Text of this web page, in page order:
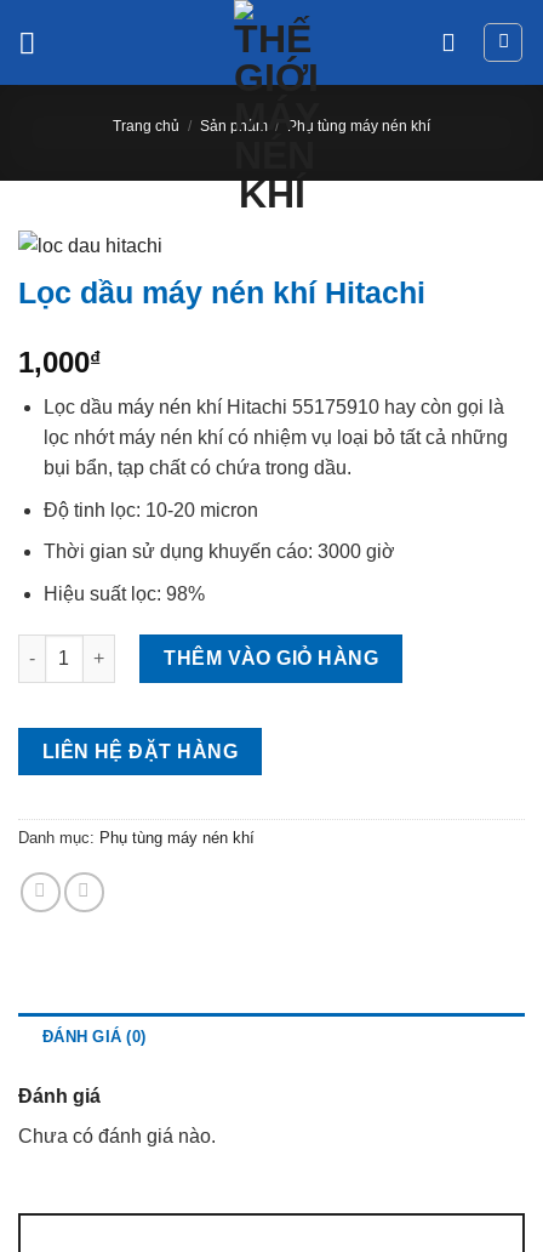
Trang chủ / Sản phẩm / Phụ tùng máy nén khí
Lọc dầu máy nén khí Hitachi
1,000₫
Lọc dầu máy nén khí Hitachi 55175910 hay còn gọi là
lọc nhớt máy nén khí có nhiệm vụ loại bỏ tất cả những
bụi bẩn, tạp chất có chứa trong dầu.
Độ tinh lọc: 10-20 micron
Thời gian sử dụng khuyến cáo: 3000 giờ
Hiệu suất lọc: 98%
Lọc dầu máy nén khí Hitachi số lượng
THÊM VÀO GIỎ HÀNG
LIÊN HỆ ĐẶT HÀNG
Danh mục: Phụ tùng máy nén khí
ĐÁNH GIÁ (0)
Đánh giá
Chưa có đánh giá nào.